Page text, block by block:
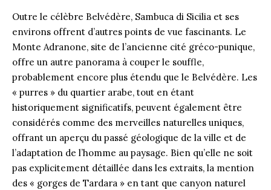
Outre le célèbre Belvédère, Sambuca di Sicilia et ses
environs offrent d’autres points de vue fascinants. Le
Monte Adranone, site de l’ancienne cité gréco-punique,
offre un autre panorama à couper le souffle,
probablement encore plus étendu que le Belvédère. Les
« purres » du quartier arabe, tout en étant
historiquement significatifs, peuvent également être
considérés comme des merveilles naturelles uniques,
offrant un aperçu du passé géologique de la ville et de
l’adaptation de l’homme au paysage. Bien qu’elle ne soit
pas explicitement détaillée dans les extraits, la mention
des « gorges de Tardara » en tant que canyon naturel